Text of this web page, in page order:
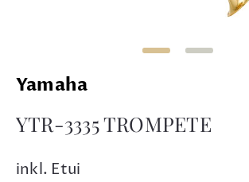
Yamaha
YTR-3335 TROMPETE
inkl. Etui